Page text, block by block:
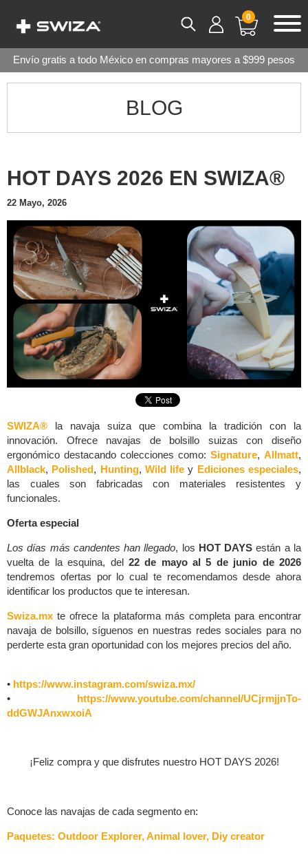
0
Envío gratis a todo México en compras mayores a $999 pesos
BLOG
HOT DAYS 2026 EN SWIZA®
22 Mayo, 2026
SWIZA® la navaja suiza que combina la tradición con la
innovación. Ofrece navajas de bolsillo suizas con diseño
ergonómico destacando colecciones como: Signature, Allmatt,
Allblack, Polished, Hunting, Wild life y Ediciones especiales,
las cuales son fabricadas con materiales resistentes y
funcionales.
Oferta especial
Los días más candentes han llegado, los HOT DAYS están a la
vuelta de la esquina, del 22 de mayo al 5 de junio de 2026
tendremos ofertas por lo cual te recomendamos desde ahora
identificar los productos que te interesan.
Swiza.mx te ofrece la plataforma más completa para encontrar
navaja de bolsillo, síguenos en nuestras redes sociales para no
perderte esta gran oportunidad con los mejores precios del año.
• https://www.instagram.com/swiza.mx/
• https://www.youtube.com/channel/UCjrmjjnTo-
ddGWJAnxwxoiA
¡Feliz compra y que disfrutes nuestro HOT DAYS 2026!
Conoce las navajas de cada segmento en:
Paquetes: Outdoor Explorer, Animal lover, Diy creator